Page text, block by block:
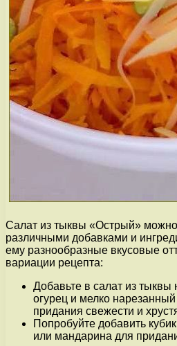
Салат из тыквы «Острый» можно
различными добавками и
ему разнообразные вкусовые
вариации рецепта:
Добавьте в салат из
огурец и мелко
придания свежести и
Попробуйте добавить
или мандарина для